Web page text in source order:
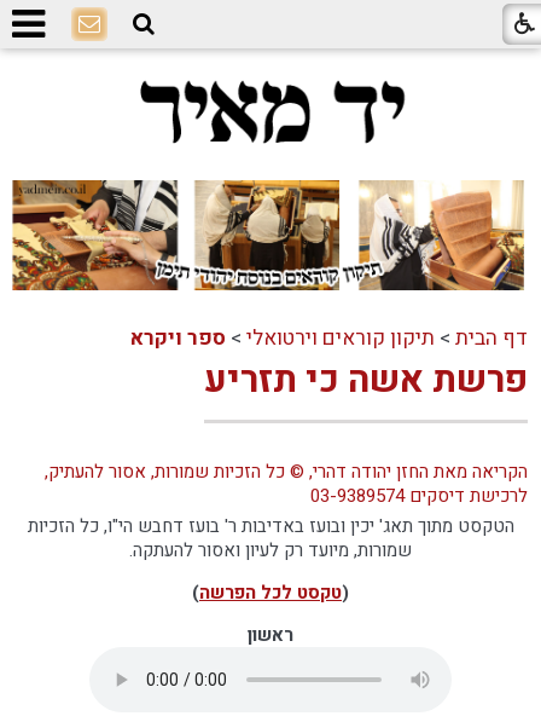
דף הבית > תיקון קוראים וירטואלי > ספר ויקרא
פרשת אשה כי תזריע
הקריאה מאת החזן יהודה דהרי, © כל הזכיות שמורות, אסור להעתיק,
לרכישת דיסקים 03-9389574
הטקסט מתוך תאג' יכין ובועז באדיבות ר' בועז דחבש הי"ו, כל הזכיות
שמורות, מיועד רק לעיון ואסור להעתקה.
(טקסט לכל הפרשה)
ראשון